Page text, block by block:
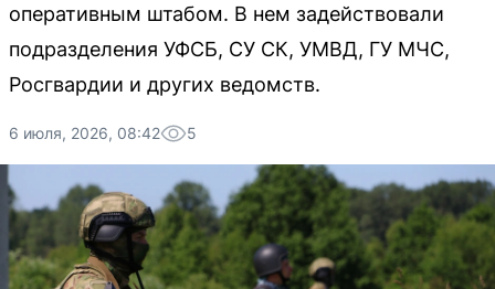
оперативным штабом. В нем задействовали
подразделения УФСБ, СУ СК, УМВД, ГУ МЧС,
Росгвардии и других ведомств.
6 июля, 2026, 08:42 5